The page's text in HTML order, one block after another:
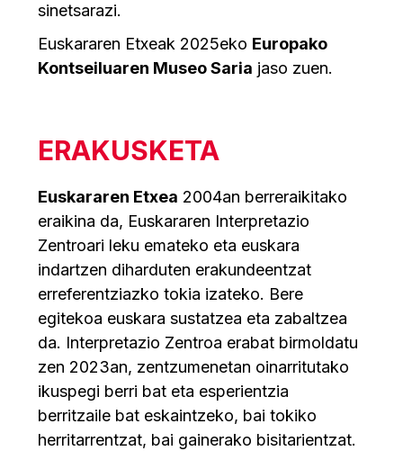
sinetsarazi.
Euskararen Etxeak 2025eko Europako
Kontseiluaren Museo Saria jaso zuen.
ERAKUSKETA
Euskararen Etxea 2004an berreraikitako
eraikina da, Euskararen Interpretazio
Zentroari leku emateko eta euskara
indartzen diharduten erakundeentzat
erreferentziazko tokia izateko. Bere
egitekoa euskara sustatzea eta zabaltzea
da. Interpretazio Zentroa erabat birmoldatu
zen 2023an, zentzumenetan oinarritutako
ikuspegi berri bat eta esperientzia
berritzaile bat eskaintzeko, bai tokiko
herritarrentzat, bai gainerako bisitarientzat.